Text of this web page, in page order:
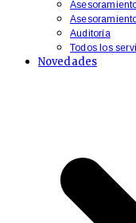
Auditoría
Todos los
Novedades